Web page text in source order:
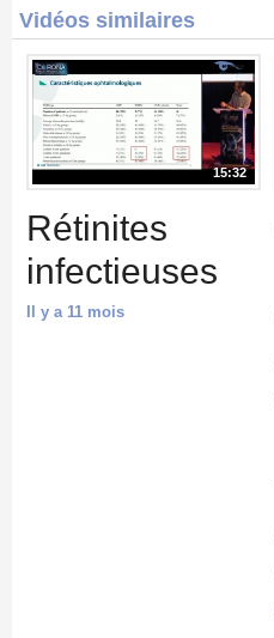
Vidéos similaires
15:32
Rétinites
infectieuses
Il y a 11 mois